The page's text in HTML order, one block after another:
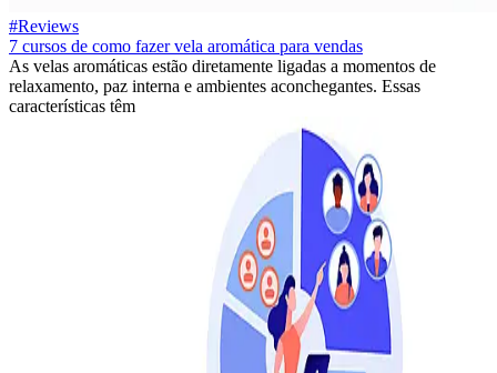
#Reviews
7 cursos de como fazer vela aromática para vendas
As velas aromáticas estão diretamente ligadas a momentos de
relaxamento, paz interna e ambientes aconchegantes. Essas
características têm